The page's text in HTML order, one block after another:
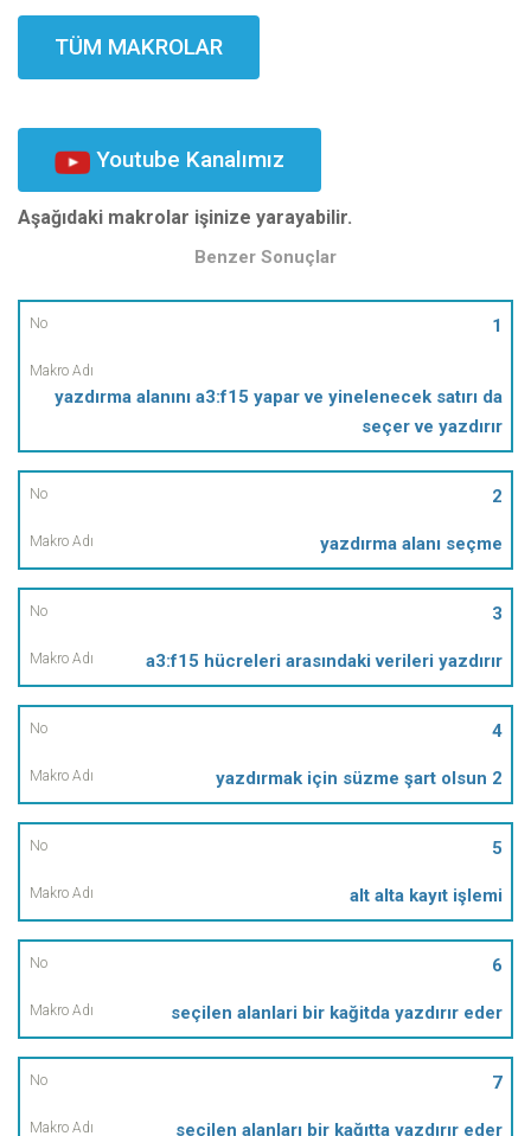
TÜM MAKROLAR
Youtube Kanalımız
Aşağıdaki makrolar işinize yarayabilir.
Benzer Sonuçlar
No
Makro
1
yazdırma alanını a3:f15 yapar ve yinelenecek satırı da
seçer ve yazdırır
2
yazdırma alanı seçme
3
a3:f15 hücreleri arasındaki verileri yazdırır
4
yazdırmak için süzme şart olsun 2
5
alt alta kayıt işlemi
6
seçilen alanlari bir kağitda yazdırır eder
7
seçilen alanları bir kağıtta yazdırır eder